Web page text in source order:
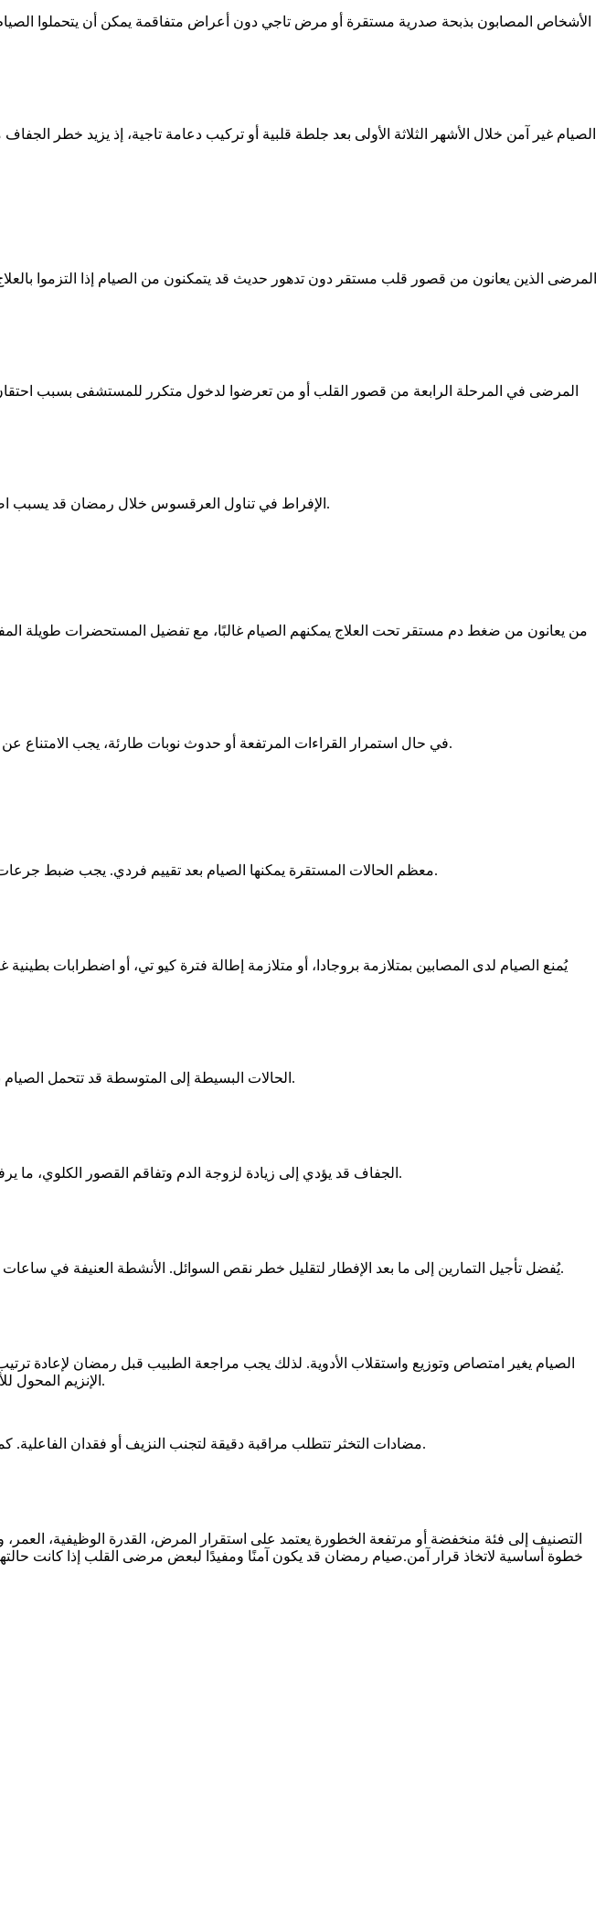
الأشخاص المصابون بذبحة صدرية مستقرة أو مرض تاجي دون أعراض متفاقمة يمكن أن يتحملوا
الصيام غير آمن خلال الأشهر الثلاثة الأولى بعد جلطة قلبية أو تركيب دعامة تاجية، إذ يزيد خطر
المرضى الذين يعانون من قصور قلب مستقر دون تدهور حديث قد يتمكنون من الصيام إذا التزموا بالعلاج
المرضى في المرحلة الرابعة من قصور القلب أو من تعرضوا لدخول متكرر للمستشفى بسبب
الإفراط في تناول العرقسوس خلال رمضان قد يسبب اضطرابًا في الأملاح واحتباس السوائل، ما يشكل خطرًا مباشرًا على مرضى قصور القلب وارتفاع ضغط الدم.
من يعانون من ضغط دم مستقر تحت العلاج يمكنهم الصيام غالبًا، مع تفضيل المستحضرات طويلة
في حال استمرار القراءات المرتفعة أو حدوث نوبات طارئة، يجب الامتناع عن الصيام إلى حين ضبط الحالة. كما ينبغي الحذر من استخدام مدرات البول في الأجواء الحارة لتجنب الجفاف.
معظم الحالات المستقرة يمكنها الصيام بعد تقييم فردي. يجب ضبط جرعات مضادات التخثر بعناية، لأن تغير نمط الغذاء قد يؤثر في فعاليتها، خاصة الأدوية ذات المجال العلاجي الضيق.
يُمنع الصيام لدى المصابين بمتلازمة بروجادا، أو متلازمة إطالة فترة كيو تي، أو اضطرابات
الحالات البسيطة إلى المتوسطة قد تتحمل الصيام بعد تقييم متخصص، بينما تُعد الدرجات الشديدة مانعًا واضحًا نظرًا لاحتمال تدهور الأعراض مع نقص السوائل.
الجفاف قد يؤدي إلى زيادة لزوجة الدم وتفاقم القصور الكلوي، ما يرفع احتمالية الجلطات. وجود ارتفاع في الكرياتينين أو تاريخ مرضي معقد يتطلب حذرًا شديدًا وقد يمنع الصيام.
يُفضل تأجيل التمارين إلى ما بعد الإفطار لتقليل خطر نقص السوائل. الأنشطة العنيفة في ساعات النهار قد تزيد احتمالية الدوخة واضطراب الضغط. مراقبة الوزن والحالة العامة مهمة خاصة لدى الرياضيين.
الصيام يغير امتصاص وتوزيع واستقلاب الأدوية. لذلك يجب مراجعة الطبيب قبل رمضان لإعادة
الإنزيم المحول للأنجيوتنسين قد تزيد خطر انخفاض الضغط أو اضطراب الأملاح مع الجفاف، ما يستدعي متابعة وظائف الكلى.
مضادات التخثر تتطلب مراقبة دقيقة لتجنب النزيف أو فقدان الفاعلية. كما أن التوقف المفاجئ عن أدوية القلب قد يؤدي إلى مضاعفات خطيرة مثل الجلطات أو تدهور قصور القلب.
التصنيف إلى فئة منخفضة أو مرتفعة الخطورة يعتمد على استقرار المرض، القدرة الوظيفية،
خطوة أساسية لاتخاذ قرار آمن.صيام رمضان قد يكون آمنًا ومفيدًا لبعض مرضى القلب إذا كانت